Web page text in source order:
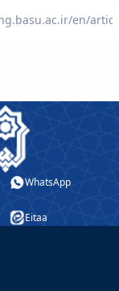
WhatsApp
Eitaa